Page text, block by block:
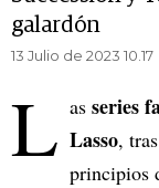
galardón
13 Julio de 2023 10.17
L as series
Lasso,
principios